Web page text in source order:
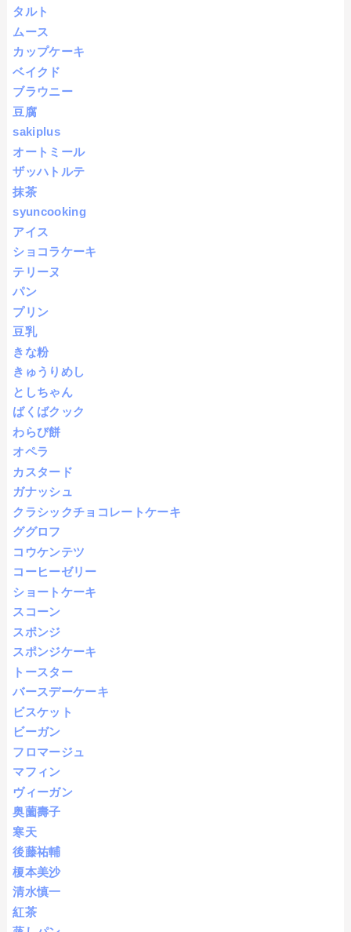
タルト
ムース
カップケーキ
ベイクド
ブラウニー
豆腐
sakiplus
オートミール
ザッハトルテ
抹茶
syuncooking
アイス
ショコラケーキ
テリーヌ
パン
プリン
豆乳
きな粉
きゅうりめし
としちゃん
ばくばクック
わらび餅
オペラ
カスタード
ガナッシュ
クラシックチョコレートケーキ
ググロフ
コウケンテツ
コーヒーゼリー
ショートケーキ
スコーン
スポンジ
スポンジケーキ
トースター
バースデーケーキ
ビスケット
ビーガン
フロマージュ
マフィン
ヴィーガン
奥薗壽子
寒天
後藤祐輔
榎本美沙
清水慎一
紅茶